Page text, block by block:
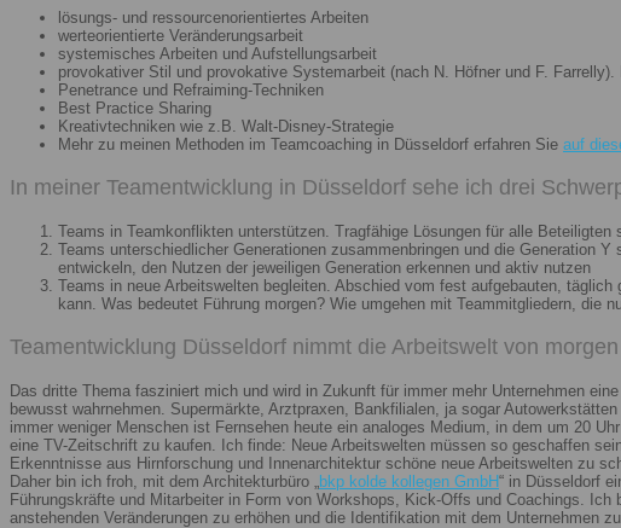
lösungs- und ressourcenorientiertes Arbeiten
werteorientierte Veränderungsarbeit
systemisches Arbeiten und Aufstellungsarbeit
provokativer Stil und provokative Systemarbeit (nach N. Höfner und F.
Penetrance und Refraiming-Techniken
Best Practice Sharing
Kreativtechniken wie z.B. Walt-Disney-Strategie
Mehr zu meinen Methoden im Teamcoaching in Düsseldorf erfahren Sie auf
In meiner Teamentwicklung in Düsseldorf sehe ich drei
Teams in Teamkonflikten unterstützen. Tragfähige Lösungen für alle
Teams unterschiedlicher Generationen zusammenbringen und die Generation
entwickeln, den Nutzen der jeweiligen Generation erkennen und aktiv nutzen
Teams in neue Arbeitswelten begleiten. Abschied vom fest aufgebauten,
kann. Was bedeutet Führung morgen? Wie umgehen mit Teammitgliedern, die
Teamentwicklung Düsseldorf nimmt die Arbeitswelt von
Das dritte Thema fasziniert mich und wird in Zukunft für immer mehr Unternehmen
bewusst wahrnehmen. Supermärkte, Arztpraxen, Bankfilialen, ja sogar
immer weniger Menschen ist Fernsehen heute ein analoges Medium, in dem um 20
eine TV-Zeitschrift zu kaufen. Ich finde: Neue Arbeitswelten müssen so geschaffen
Erkenntnisse aus Hirnforschung und Innenarchitektur schöne neue Arbeitswelten zu
Daher bin ich froh, mit dem Architekturbüro „bkp kolde kollegen GmbH“ in Düsseldorf
Führungskräfte und Mitarbeiter in Form von Workshops, Kick-Offs und Coachings.
anstehenden Veränderungen zu erhöhen und die Identifikation mit dem Unternehmen